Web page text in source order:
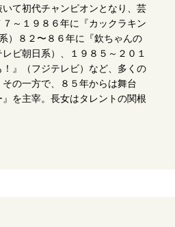
決断の裏側
挫折からの再起
ェッショナルの矜持
動いた日 10代の挫折と原点
て初代チャンピオンとなり、芸
～１９８６年に『カックラキン
）８２〜８６年に『欽ちゃんの
ビ朝日系）、１９８５～２０１
』（フジテレビ）など、多くの
の一方で、８５年からは舞台
』を主宰。長女はタレントの関根